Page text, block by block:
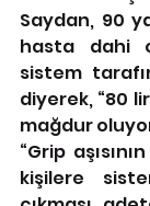
Saydan, 90
hasta dahi
sistem
diyerek, “80
mağdur
“Grip
kişilere